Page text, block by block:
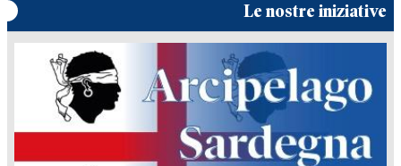
Le nostre iniziative